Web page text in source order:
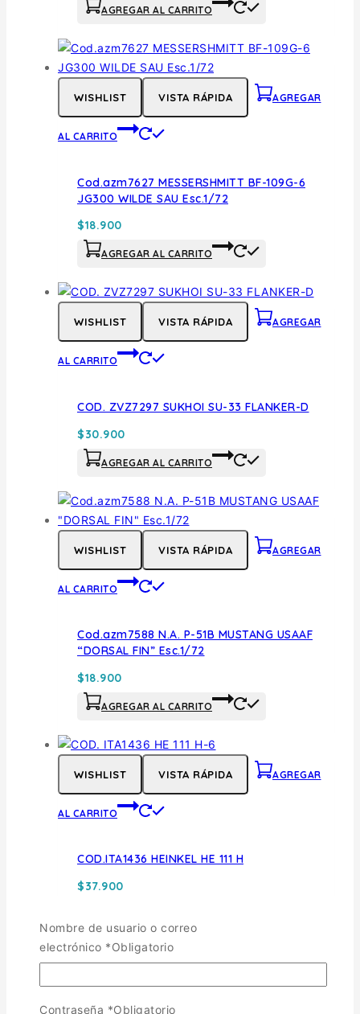
AGREGAR AL CARRITO
WISHLIST VISTA RÁPIDA AGREGAR
AL CARRITO
Cod.azm7627 MESSERSHMITT BF-109G-6
JG300 WILDE SAU Esc.1/72
$18.900
AGREGAR AL CARRITO
WISHLIST VISTA RÁPIDA AGREGAR
AL CARRITO
COD. ZVZ7297 SUKHOI SU-33 FLANKER-D
$30.900
AGREGAR AL CARRITO
WISHLIST VISTA RÁPIDA AGREGAR
AL CARRITO
Cod.azm7588 N.A. P-51B MUSTANG USAAF
“DORSAL FIN” Esc.1/72
$18.900
AGREGAR AL CARRITO
WISHLIST VISTA RÁPIDA AGREGAR
AL CARRITO
COD.ITA1436 HEINKEL HE 111 H
$37.900
Nombre de usuario o correo
electrónico *Obligatorio
Contraseña *Obligatorio